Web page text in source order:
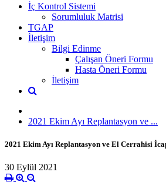
İç Kontrol Sistemi
Sorumluluk Matrisi
TGAP
İletişim
Bilgi Edinme
Çalışan Öneri Formu
Hasta Öneri Formu
İletişim
2021 Ekim Ayı Replantasyon ve ...
2021 Ekim Ayı Replantasyon ve El Cerrahisi
30 Eylül 2021